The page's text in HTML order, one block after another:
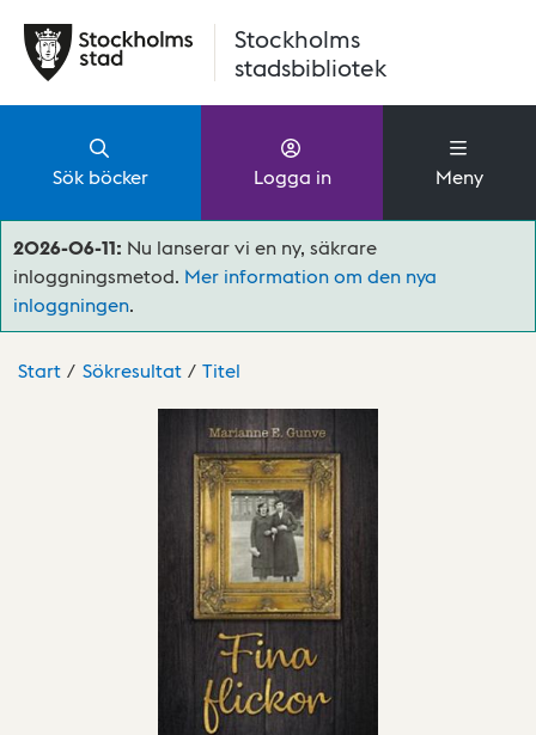
Stockholms
stadsbibliotek
Sök böcker Logga in Meny
2026-06-11: Nu lanserar vi en ny, säkrare
inloggningsmetod. Mer information om den nya
inloggningen.
Start Sökresultat Titel